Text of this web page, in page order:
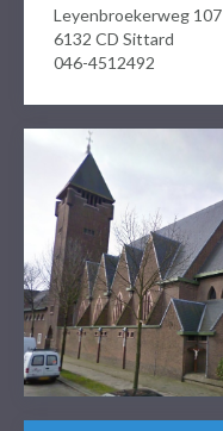
Leyenbroekerweg 107
6132 CD Sittard
046-4512492